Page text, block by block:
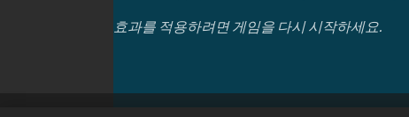
효과를 적용하려면 게임을 다시 시작하세요.